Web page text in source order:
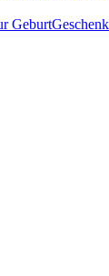
Geburt